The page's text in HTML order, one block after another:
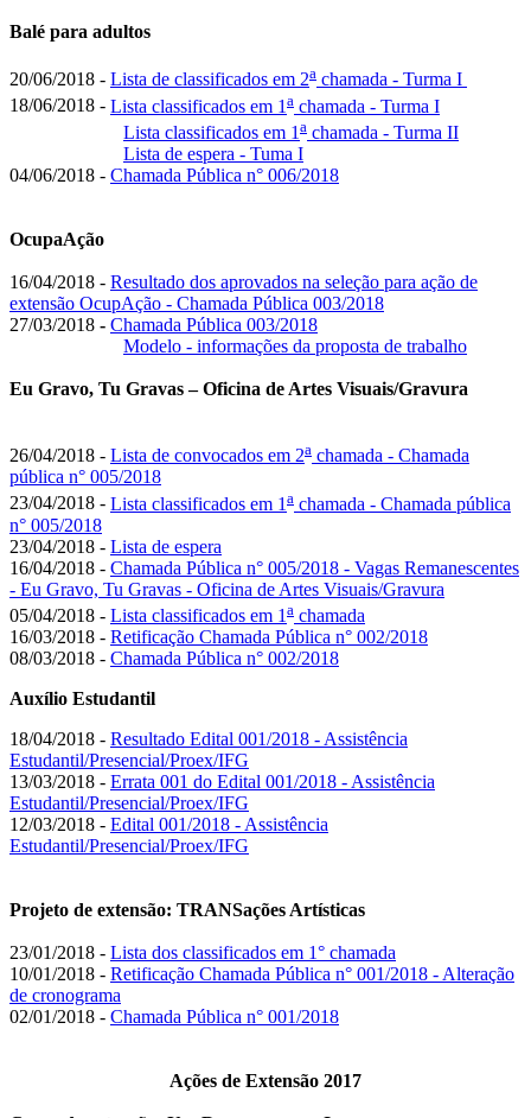
Balé para adultos
20/06/2018 - Lista de classificados em 2a chamada - Turma I
18/06/2018 - Lista classificados em 1 a chamada - Turma I
Lista classificados em 1 a chamada - Turma II
Lista de espera - Tuma I
04/06/2018 - Chamada Pública n° 006/2018
OcupaAção
16/04/2018 - Resultado dos aprovados na seleção para ação de
extensão OcupAção - Chamada Pública 003/2018
27/03/2018 - Chamada Pública 003/2018
Modelo - informações da proposta de trabalho
Eu Gravo, Tu Gravas – Oficina de Artes Visuais/Gravura
26/04/2018 - Lista de convocados em 2a chamada - Chamada
pública n° 005/2018
23/04/2018 - Lista classificados em 1 a chamada - Chamada pública
n° 005/2018
23/04/2018 - Lista de espera
16/04/2018 - Chamada Pública n° 005/2018 - Vagas Remanescentes
- Eu Gravo, Tu Gravas - Oficina de Artes Visuais/Gravura
05/04/2018 - Lista classificados em 1 a chamada
16/03/2018 - Retificação Chamada Pública n° 002/2018
08/03/2018 - Chamada Pública n° 002/2018
Auxílio Estudantil
18/04/2018 - Resultado Edital 001/2018 - Assistência
Estudantil/Presencial/Proex/IFG
13/03/2018 - Errata 001 do Edital 001/2018 - Assistência
Estudantil/Presencial/Proex/IFG
12/03/2018 - Edital 001/2018 - Assistência
Estudantil/Presencial/Proex/IFG
Projeto de extensão: TRANSações Artísticas
23/01/2018 - Lista dos classificados em 1° chamada
10/01/2018 - Retificação Chamada Pública n° 001/2018 - Alteração
de cronograma
02/01/2018 - Chamada Pública n° 001/2018
Ações de Extensão 2017